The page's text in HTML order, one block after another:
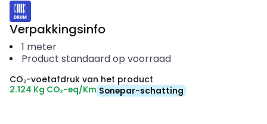
Verpakkingsinfo
1 meter
Product standaard op voorraad
CO₂-voetafdruk van het product
2.124 Kg CO₂-eq/Km Sonepar-schatting